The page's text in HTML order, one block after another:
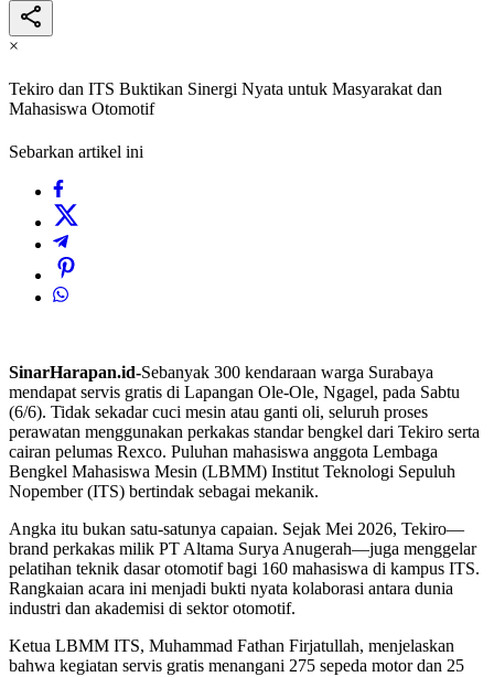
×
Tekiro dan ITS Buktikan Sinergi Nyata untuk Masyarakat dan
Mahasiswa Otomotif
Sebarkan artikel ini
SinarHarapan.id-Sebanyak 300 kendaraan warga Surabaya
mendapat servis gratis di Lapangan Ole-Ole, Ngagel, pada Sabtu
(6/6). Tidak sekadar cuci mesin atau ganti oli, seluruh proses
perawatan menggunakan perkakas standar bengkel dari Tekiro serta
cairan pelumas Rexco. Puluhan mahasiswa anggota Lembaga
Bengkel Mahasiswa Mesin (LBMM) Institut Teknologi Sepuluh
Nopember (ITS) bertindak sebagai mekanik.
Angka itu bukan satu-satunya capaian. Sejak Mei 2026, Tekiro—
brand perkakas milik PT Altama Surya Anugerah—juga menggelar
pelatihan teknik dasar otomotif bagi 160 mahasiswa di kampus ITS.
Rangkaian acara ini menjadi bukti nyata kolaborasi antara dunia
industri dan akademisi di sektor otomotif.
Ketua LBMM ITS, Muhammad Fathan Firjatullah, menjelaskan
bahwa kegiatan servis gratis menangani 275 sepeda motor dan 25